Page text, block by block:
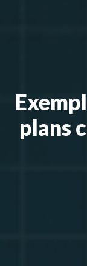
plans